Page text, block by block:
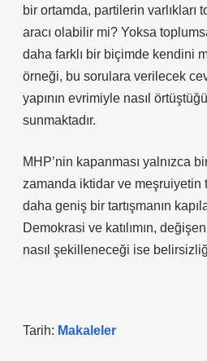
bir ortamda, partilerin varlıkları
aracı olabilir mi? Yoksa
daha farklı bir biçimde kendini
örneği, bu sorulara verilecek
yapının evrimiyle nasıl
sunmaktadır.
MHP’nin kapanması yalnızca
zamanda iktidar ve meşruiyetin
daha geniş bir tartışmanın
Demokrasi ve katılımın,
nasıl şekilleneceği ise
Tarih: Makaleler